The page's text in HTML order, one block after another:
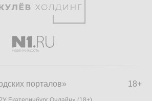
18+
порталов»